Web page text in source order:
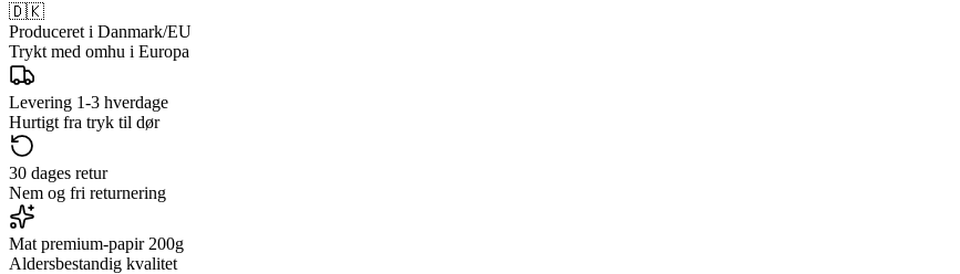
🇩🇰
Produceret i Danmark/EU
Trykt med omhu i Europa
Levering 1-3 hverdage
Hurtigt fra tryk til dør
30 dages retur
Nem og fri returnering
Mat premium-papir 200g
Aldersbestandig kvalitet